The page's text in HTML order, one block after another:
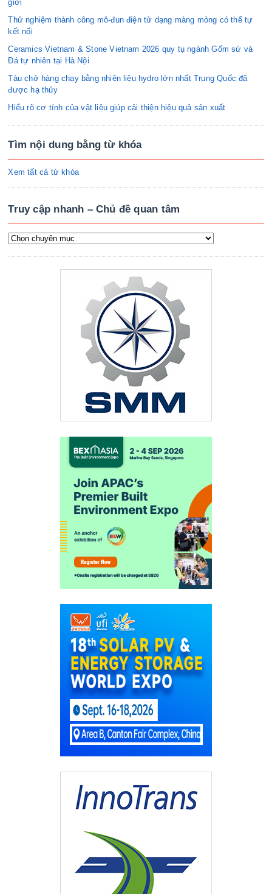
giới
Thử nghiệm thành công mô-đun điện tử dạng màng mỏng có thể tự
kết nối
Ceramics Vietnam & Stone Vietnam 2026 quy tụ ngành Gốm sứ và
Đá tự nhiên tại Hà Nội
Tàu chở hàng chạy bằng nhiên liệu hydro lớn nhất Trung Quốc đã
được hạ thủy
Hiểu rõ cơ tính của vật liệu giúp cải thiện hiệu quả sản xuất
Tìm nội dung bằng từ khóa
Xem tất cả từ khóa
Truy cập nhanh – Chủ đề quan tâm